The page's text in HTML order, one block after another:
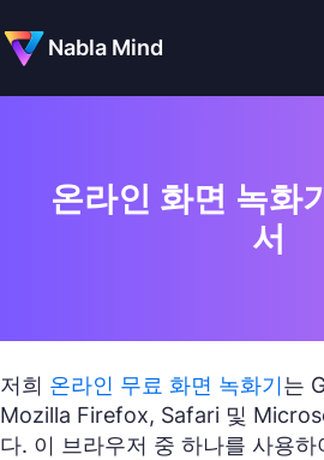
Nabla Mind
온라인 화면 녹화
서
저희 온라인 무료 화면 녹화기는
Mozilla Firefox, Safari 및
다. 이 브라우저 중 하나를 사용